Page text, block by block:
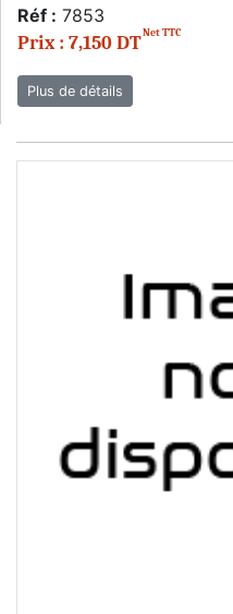
Réf : 7853
Prix : 7,150 DTNet TTC
Plus de détails